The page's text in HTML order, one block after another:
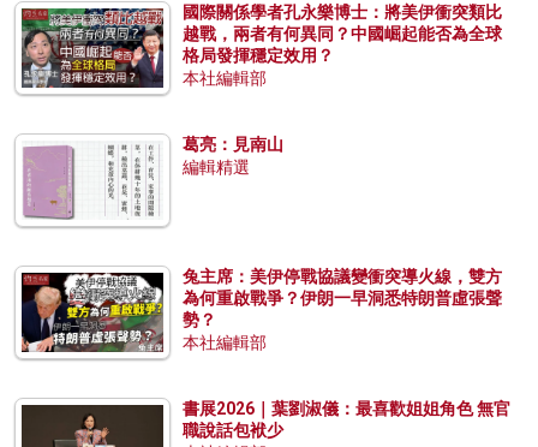
國際關係學者孔永樂博士：將美伊衝突類比
越戰，兩者有何異同？中國崛起能否為全球
格局發揮穩定效用？
本社編輯部
葛亮：見南山
編輯精選
兔主席：美伊停戰協議變衝突導火線，雙方
為何重啟戰爭？伊朗一早洞悉特朗普虛張聲
勢？
本社編輯部
書展2026｜葉劉淑儀：最喜歡姐姐角色 無官
職說話包袱少